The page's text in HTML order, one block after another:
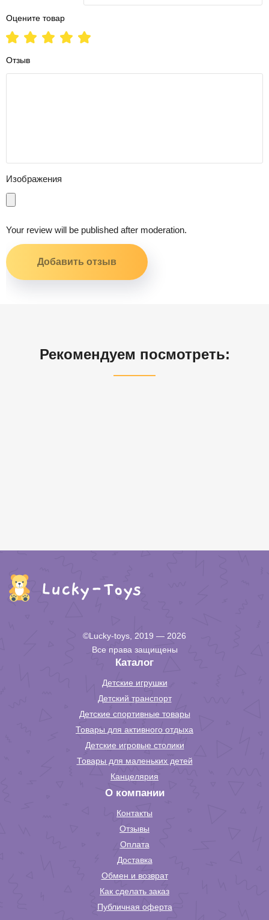
Оцените товар
Отзыв
Изображения
Your review will be published after moderation.
Рекомендуем посмотреть:
©Lucky-toys, 2019 — 2026
Все права защищены
Каталог
Детские игрушки
Детский транспорт
Детские спортивные товары
Товары для активного отдыха
Детские игровые столики
Товары для маленьких детей
Канцелярия
О компании
Контакты
Отзывы
Оплата
Доставка
Обмен и возврат
Как сделать заказ
Публичная оферта